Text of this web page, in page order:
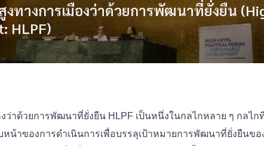
ทางการเมืองว่าด้วยการพัฒนาที่ยั่งยืน
HLPF)
ว่าด้วยการพัฒนาที่ยั่งยืน HLPF เป็นหนึ่งในกลไกหลาย ๆ กลไ
าของการดำเนินการเพื่อบรรลุเป้าหมายการพัฒนาที่ยั่งยืนขอ